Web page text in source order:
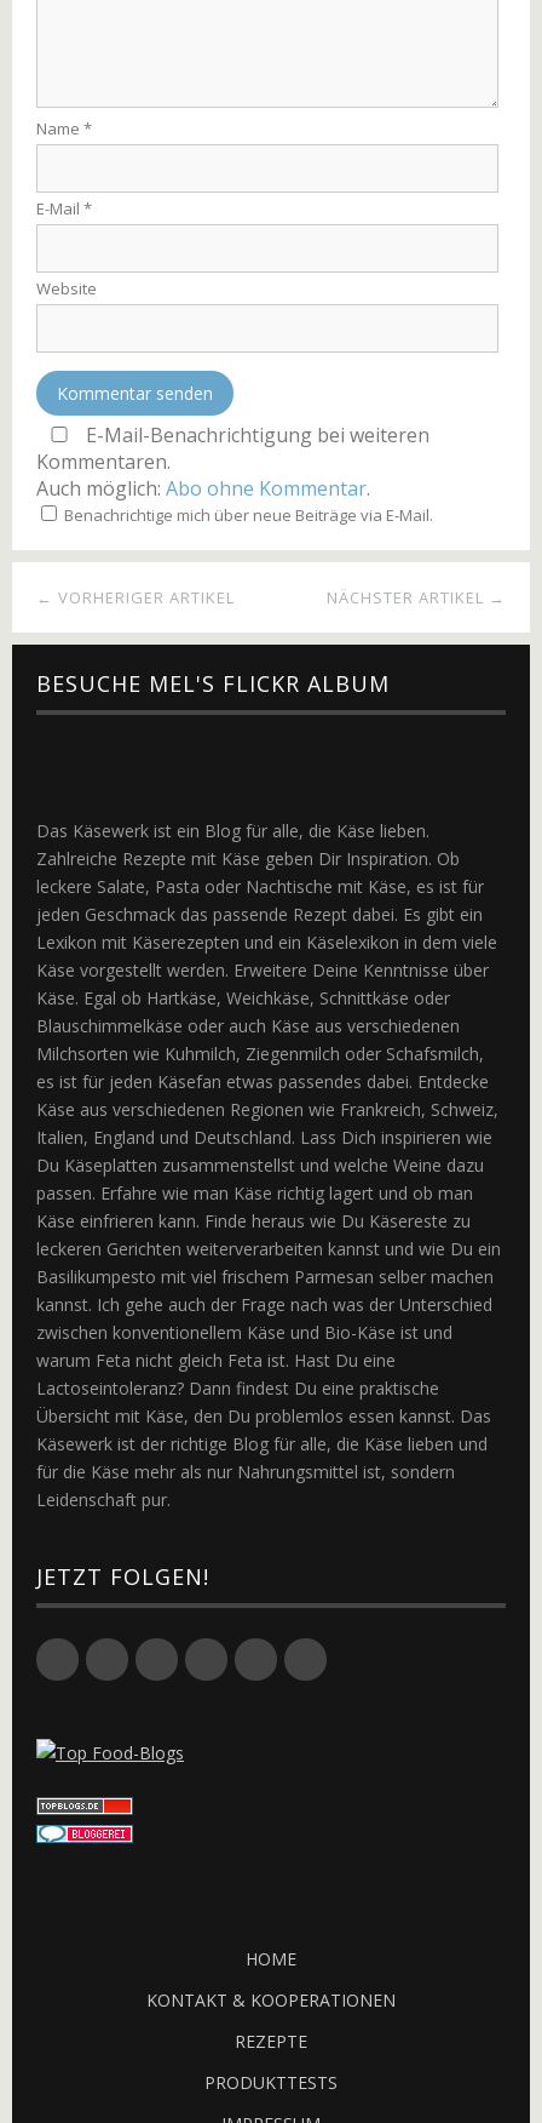
Name *
E-Mail *
Website
E-Mail-Benachrichtigung bei weiteren
Kommentaren.
Auch möglich: Abo ohne Kommentar.
Benachrichtige mich über neue Beiträge via E-Mail.
NÄCHSTER ARTIKEL →
← VORHERIGER ARTIKEL
BESUCHE MEL'S FLICKR ALBUM
Das Käsewerk ist ein Blog für alle, die Käse lieben.
Zahlreiche Rezepte mit Käse geben Dir Inspiration. Ob
leckere Salate, Pasta oder Nachtische mit Käse, es ist für
jeden Geschmack das passende Rezept dabei. Es gibt ein
Lexikon mit Käserezepten und ein Käselexikon in dem viele
Käse vorgestellt werden. Erweitere Deine Kenntnisse über
Käse. Egal ob Hartkäse, Weichkäse, Schnittkäse oder
Blauschimmelkäse oder auch Käse aus verschiedenen
Milchsorten wie Kuhmilch, Ziegenmilch oder Schafsmilch,
es ist für jeden Käsefan etwas passendes dabei. Entdecke
Käse aus verschiedenen Regionen wie Frankreich, Schweiz,
Italien, England und Deutschland. Lass Dich inspirieren wie
Du Käseplatten zusammenstellst und welche Weine dazu
passen. Erfahre wie man Käse richtig lagert und ob man
Käse einfrieren kann. Finde heraus wie Du Käsereste zu
leckeren Gerichten weiterverarbeiten kannst und wie Du ein
Basilikumpesto mit viel frischem Parmesan selber machen
kannst. Ich gehe auch der Frage nach was der Unterschied
zwischen konventionellem Käse und Bio-Käse ist und
warum Feta nicht gleich Feta ist. Hast Du eine
Lactoseintoleranz? Dann findest Du eine praktische
Übersicht mit Käse, den Du problemlos essen kannst. Das
Käsewerk ist der richtige Blog für alle, die Käse lieben und
für die Käse mehr als nur Nahrungsmittel ist, sondern
Leidenschaft pur.
JETZT FOLGEN!
Twitter FacebookGoogle+Flickr Pinterest
HOME
KONTAKT & KOOPERATIONEN
REZEPTE
PRODUKTTESTS